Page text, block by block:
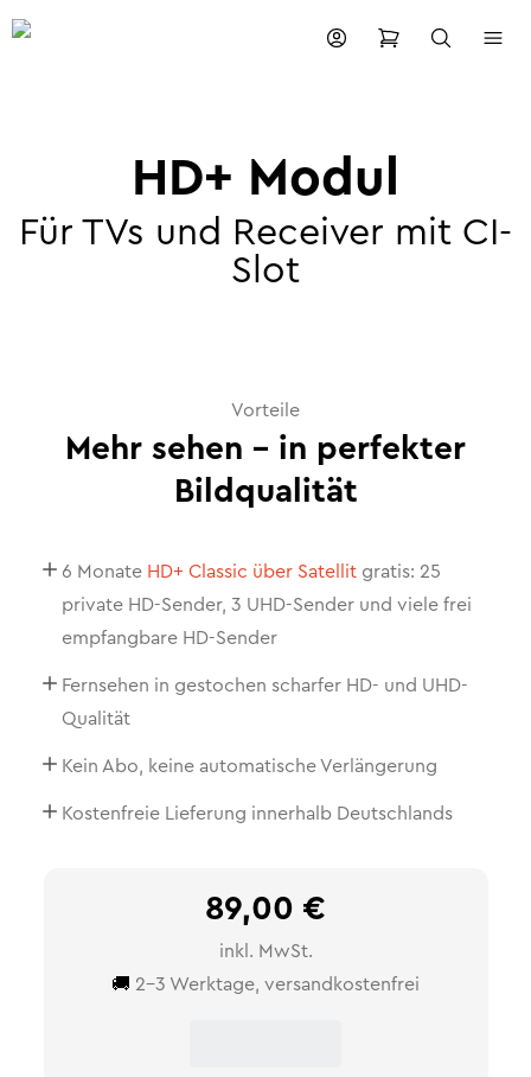
HD+ Modul
Für TVs und Receiver mit CI-
Slot
Vorteile
Mehr sehen – in perfekter
Bildqualität
6 Monate HD+ Classic über Satellit gratis: 25
private HD-Sender, 3 UHD-Sender und viele frei
empfangbare HD-Sender
Fernsehen in gestochen scharfer HD- und UHD-
Qualität
Kein Abo, keine automatische Verlängerung
Kostenfreie Lieferung innerhalb Deutschlands
89,00 €
inkl. MwSt.
🚚 2-3 Werktage, versandkostenfrei